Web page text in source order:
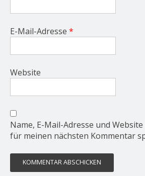
E-Mail-Adresse *
Website
Name, E-Mail-Adresse und
für meinen nächsten Kommentar